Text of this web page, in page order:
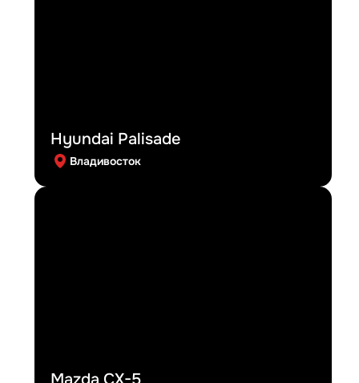
Hyundai Palisade
Владивосток